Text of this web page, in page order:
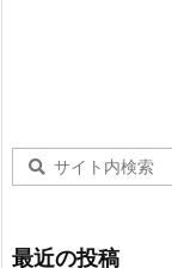
最近の投稿